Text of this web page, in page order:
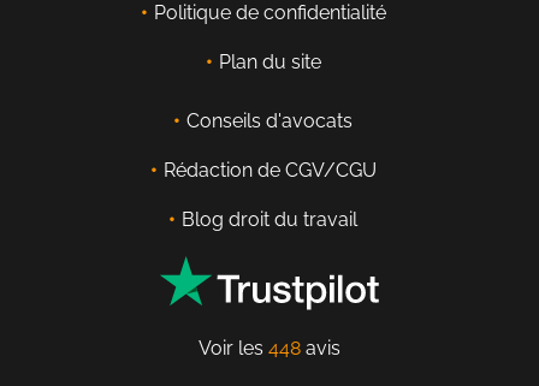
Politique de confidentialité
Plan du site
Conseils d'avocats
Rédaction de CGV/CGU
Blog droit du travail
Voir les 448 avis